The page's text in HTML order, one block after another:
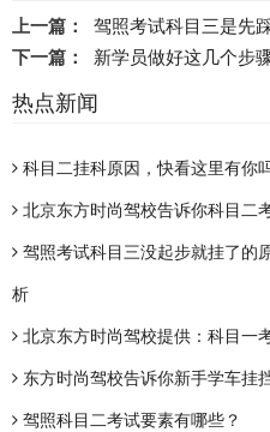
上一篇：
驾照考试科目三是先
下一篇：
新学员做好这几个步
热点新闻
科目二挂科原因，快看这里有你
北京东方时尚驾校告诉你科目二
驾照考试科目三没起步就挂了的
析
北京东方时尚驾校提供：科目一
东方时尚驾校告诉你新手学车挂
驾照科目二考试要素有哪些？